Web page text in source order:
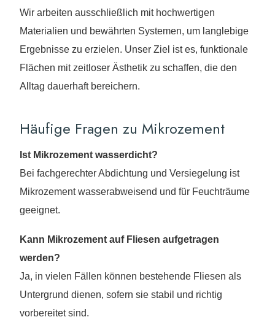
Wir arbeiten ausschließlich mit hochwertigen
Materialien und bewährten Systemen, um langlebige
Ergebnisse zu erzielen. Unser Ziel ist es, funktionale
Flächen mit zeitloser Ästhetik zu schaffen, die den
Alltag dauerhaft bereichern.
Häufige Fragen zu Mikrozement
Ist Mikrozement wasserdicht?
Bei fachgerechter Abdichtung und Versiegelung ist
Mikrozement wasserabweisend und für Feuchträume
geeignet.
Kann Mikrozement auf Fliesen aufgetragen
werden?
Ja, in vielen Fällen können bestehende Fliesen als
Untergrund dienen, sofern sie stabil und richtig
vorbereitet sind.